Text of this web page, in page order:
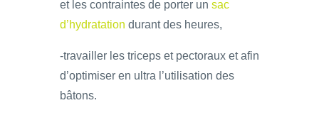
et les contraintes de porter un sac
d’hydratation durant des heures,
-travailler les triceps et pectoraux et afin
d’optimiser en ultra l’utilisation des
bâtons.